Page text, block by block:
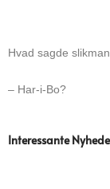
Hvad sagde
– Har-i-Bo?
Interessante